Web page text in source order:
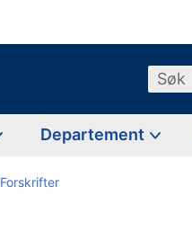
Søk
Departement
Forskrifter